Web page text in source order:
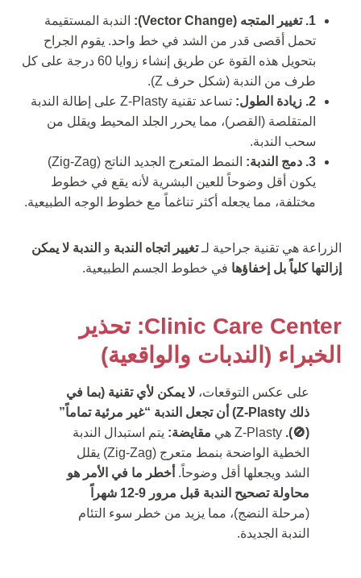
1. تغيير المتجه (Vector Change):
الندبة المستقيمة
تحمل أقصى قدر من الشد في خط واحد. يقوم الجراح
بتحويل هذه القوة عن طريق إنشاء زوايا 60 درجة على كل
طرف من الندبة (شكل حرف Z).
2. زيادة الطول:
تساعد تقنية Z-Plasty على إطالة الندبة
المتقلصة (القصر)، مما يحرر الجلد المحيط ويقلل من
سحب الندبة.
3. دمج الندبة:
النمط المتعرج الجديد الناتج (Zig-Zag)
يكون أقل وضوحاً للعين البشرية لأنه يقع في خطوط
مختلفة، مما يجعله أكثر تناغماً مع خطوط الوجه الطبيعية.
الزراعة هي تقنية جراحية لـتغيير اتجاه الندبة و الندبة لا يمكن
إزالتها كلياً بل إخفاؤها في خطوط الجسم الطبيعية.
Clinic Care Center: تحذير
الخبراء (الندبات والواقعية)
على عكس التوقعات، لا يمكن لأي تقنية (بما في
ذلك Z-Plasty) أن تجعل الندبة “غير مرئية تماماً”
(🚫).
مقايضة: يتم استبدال الندبة
الخطية الواضحة بنمط متعرج (Zig-Zag) يقلل
الشد ويجعلها أقل وضوحاً. أخطر ما في الأمر هو
محاولة تصحيح الندبة قبل مرور 9-12 شهراً
(مرحلة النضج)، مما يزيد من خطر سوء التئام
الندبة الجديدة.